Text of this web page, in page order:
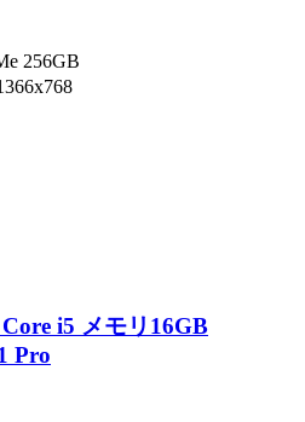
256GB
i5 メモリ16GB
Pro